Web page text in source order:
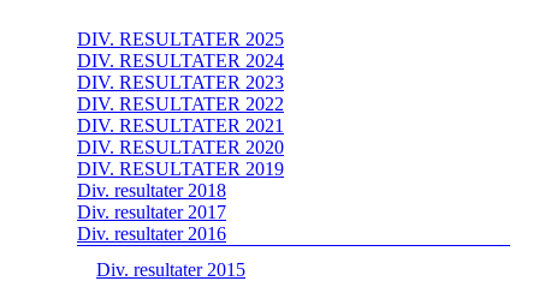
DIV. RESULTATER 2025
DIV. RESULTATER 2024
DIV. RESULTATER 2023
DIV. RESULTATER 2022
DIV. RESULTATER 2021
DIV. RESULTATER 2020
DIV. RESULTATER 2019
Div. resultater 2018
Div. resultater 2017
Div. resultater 2016
Div. resultater 2015